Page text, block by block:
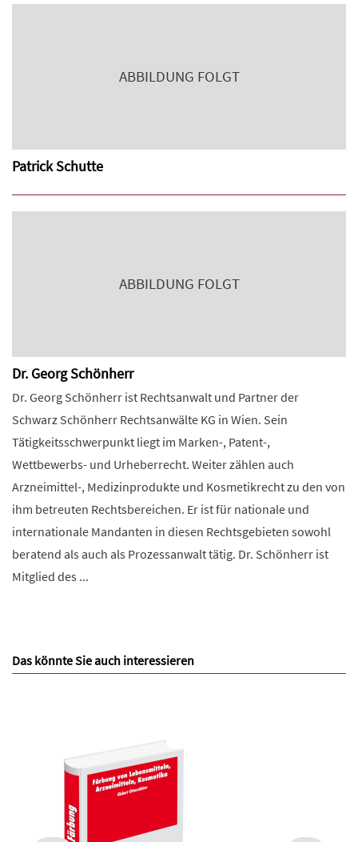
ABBILDUNG FOLGT
Patrick Schutte
ABBILDUNG FOLGT
Dr. Georg Schönherr
Dr. Georg Schönherr ist Rechtsanwalt und Partner der
Schwarz Schönherr Rechtsanwälte KG in Wien. Sein
Tätigkeitsschwerpunkt liegt im Marken-, Patent-,
Wettbewerbs- und Urheberrecht. Weiter zählen auch
Arzneimittel-, Medizinprodukte und Kosmetikrecht zu den von
ihm betreuten Rechtsbereichen. Er ist für nationale und
internationale Mandanten in diesen Rechtsgebieten sowohl
beratend als auch als Prozessanwalt tätig. Dr. Schönherr ist
Mitglied des ...
Das könnte Sie auch interessieren